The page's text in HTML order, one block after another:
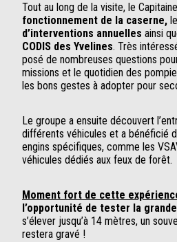
Tout au long de la visite, le
fonctionnement de la caserne, le
d’interventions annuelles ainsi
CODIS des Yvelines. Très
posé de nombreuses questions
missions et le quotidien des
les bons gestes à adopter pour
Le groupe a ensuite découvert
différents véhicules et a bénéficié
engins spécifiques, comme les
véhicules dédiés aux feux de forêt.
Moment fort de cette
l’opportunité de tester la
s’élever jusqu’à 14 mètres, un
restera gravé !